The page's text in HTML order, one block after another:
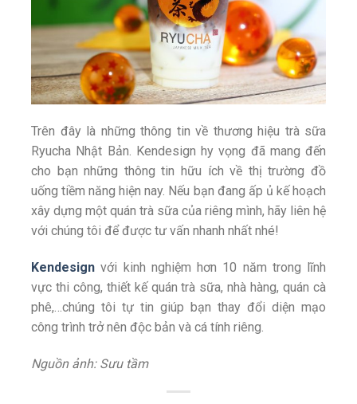
Trên đây là những thông tin về thương hiệu trà sữa
Ryucha Nhật Bản. Kendesign hy vọng đã mang đến
cho bạn những thông tin hữu ích về thị trường đồ
uống tiềm năng hiện nay. Nếu bạn đang ấp ủ kế hoạch
xây dựng một quán trà sữa của riêng mình, hãy liên hệ
với chúng tôi để được tư vấn nhanh nhất nhé!
Kendesign với kinh nghiệm hơn 10 năm trong lĩnh
vực thi công, thiết kế quán trà sữa, nhà hàng, quán cà
phê,…chúng tôi tự tin giúp bạn thay đổi diện mạo
công trình trở nên độc bản và cá tính riêng.
Nguồn ảnh: Sưu tầm